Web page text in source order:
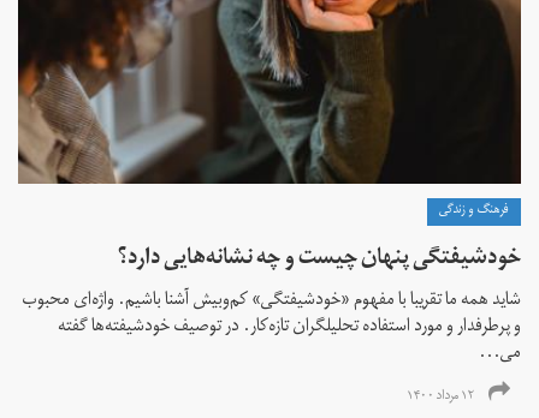
فرهنگ و زندگی
خودشیفتگی پنهان چیست و چه نشانه‌هایی دارد؟
شاید همه ما تقریبا با مفهوم «خودشیفتگی» کم‌و‌بیش آشنا باشیم. واژه‌ای محبوب
و پرطرفدار و مورد استفاده تحلیلگران تازه‌کار. در توصیف خودشیفته‌ها گفته
می...
۱۲ مرداد ۱۴۰۰